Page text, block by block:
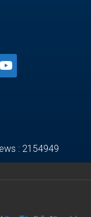
: 2154949